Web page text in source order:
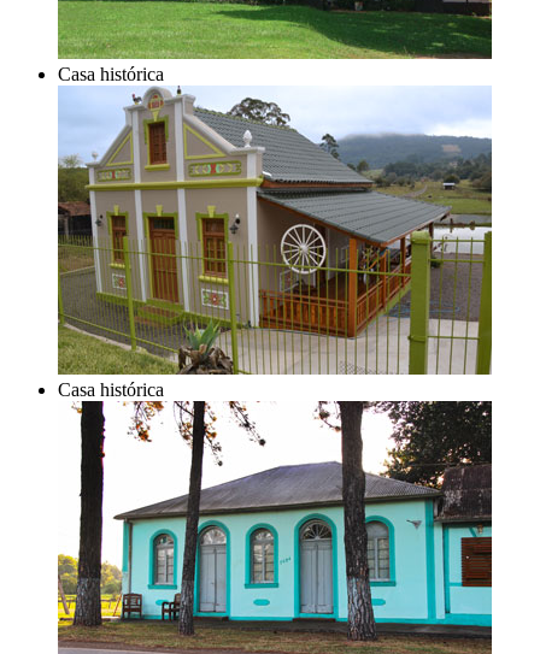
Casa histórica
Casa histórica